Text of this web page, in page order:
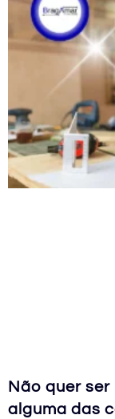
Não quer
alguma das